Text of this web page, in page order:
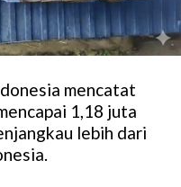
mencatat
1,18 juta
lebih dari